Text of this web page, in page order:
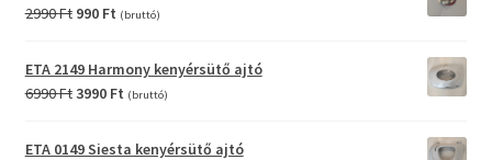
2990Ft Original
was:
2990 Ft.
990 FtCurrent
990 Ft.
(bruttó)
ETA 2149 Harmony kenyérsütő ajtó
6990FtOriginal
was:
3990 FtCurrent
is:
(bruttó)
ETA 0149 Siesta kenyérsütő ajtó